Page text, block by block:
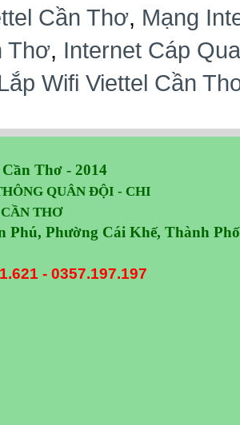
Cần Thơ, Mạng
Thơ, Internet Cáp
Wifi Viettel Cần
Thơ - 2014
QUÂN ĐỘI - CHI
THƠ
Phú, Phường Cái Khế, Thành Phố
- 0357.197.197